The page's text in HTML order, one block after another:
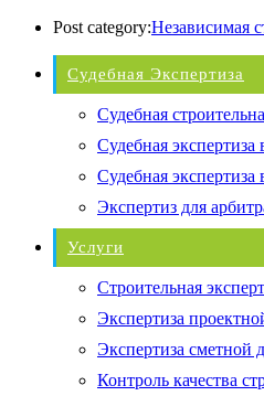
Post category:Независимая
Судебная Экспертиза
Судебная
Судебная
Судебная
Экспертиз для
Услуги
Строительная
Экспертиза
Экспертиза сметной
Контроль качества